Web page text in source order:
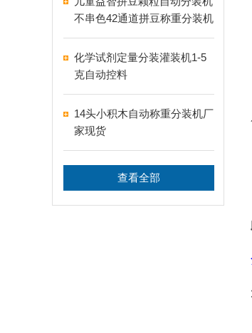
不串色42通道拼豆称重分装机
化学试剂定量分装灌装机1-5
克自动控料
14头小积木自动称重分装机厂
家现货
查看全部